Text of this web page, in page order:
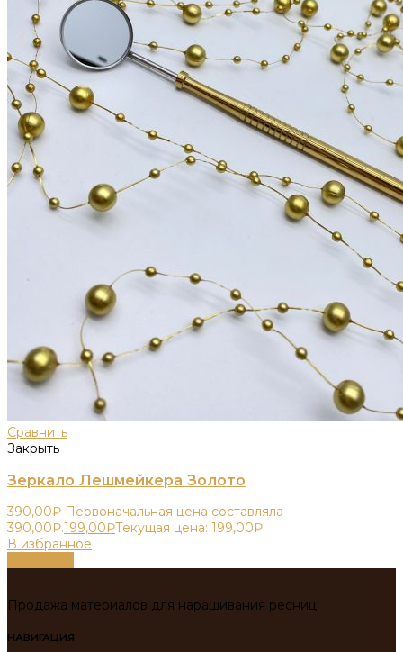
Сравнить
Закрыть
Зеркало Лешмейкера Золото
390,00₽ Первоначальная цена составляла
390,00₽.199,00₽Текущая цена: 199,00₽.
В избранное
Продажа материалов для наращивания ресниц
НАВИГАЦИЯ